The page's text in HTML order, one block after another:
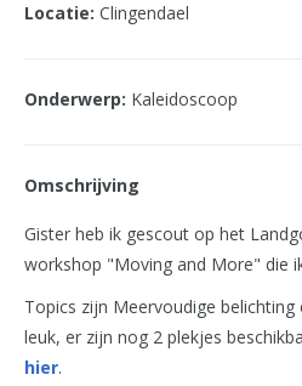
Locatie: Clingendael
Onderwerp: Kaleidoscoop
Omschrijving
Gister heb ik gescout op het
workshop "Moving and More" die
Topics zijn Meervoudige
leuk, er zijn nog 2 plekjes
hier.